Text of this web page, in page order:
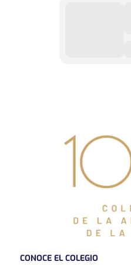
CONOCE EL COLEGIO